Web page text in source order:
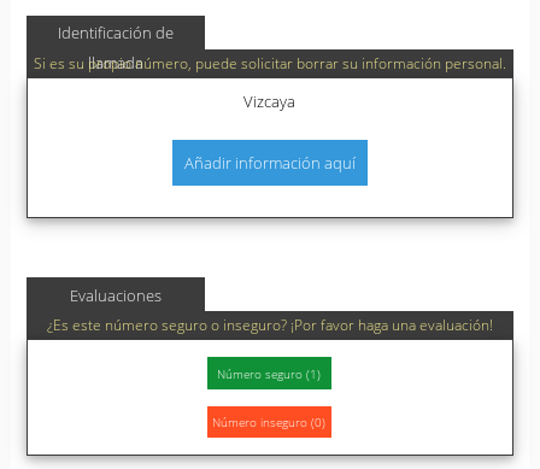
Identificación de
llamada
Si es su propio número, puede solicitar borrar su información personal.
Vizcaya
Añadir información aquí
Evaluaciones
¿Es este número seguro o inseguro? ¡Por favor haga una evaluación!